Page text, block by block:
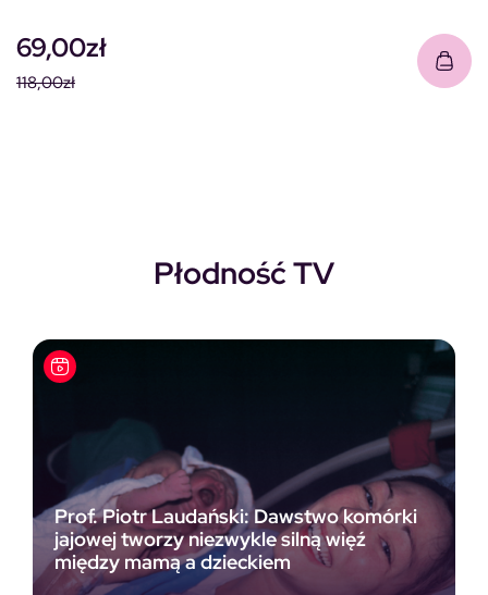
118,00zł
69,00zł
Płodność TV
Prof. Piotr Laudański: Dawstwo komórki
jajowej tworzy niezwykle silną więź
między mamą a dzieckiem